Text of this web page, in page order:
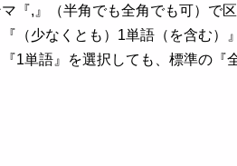
『,』（半角でも全角でも可）で
『（少なくとも）1単語（を含む
1単語』を選択しても、標準の『